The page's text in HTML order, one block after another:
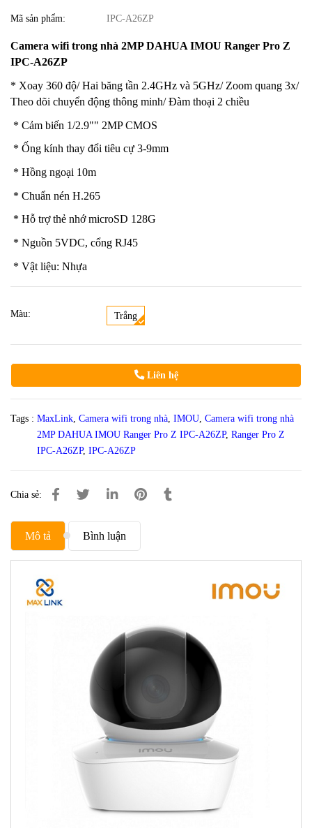
Mã sản phẩm: IPC-A26ZP
Camera wifi trong nhà 2MP DAHUA IMOU Ranger Pro Z
IPC-A26ZP
* Xoay 360 độ/ Hai băng tần 2.4GHz và 5GHz/ Zoom quang 3x/
Theo dõi chuyển động thông minh/ Đàm thoại 2 chiều
* Cảm biến 1/2.9"" 2MP CMOS
* Ống kính thay đổi tiêu cự 3-9mm
* Hồng ngoại 10m
* Chuẩn nén H.265
* Hỗ trợ thẻ nhớ microSD 128G
* Nguồn 5VDC, cổng RJ45
* Vật liệu: Nhựa
Màu: Trắng
Liên hệ
Tags : MaxLink Camera wifi trong nhà IMOU Camera wifi trong nhà
2MP DAHUA IMOU Ranger Pro Z IPC-A26ZP, Ranger Pro Z
IPC-A26ZP, IPC-A26ZP
Chia sẻ:
Mô tả Bình luận